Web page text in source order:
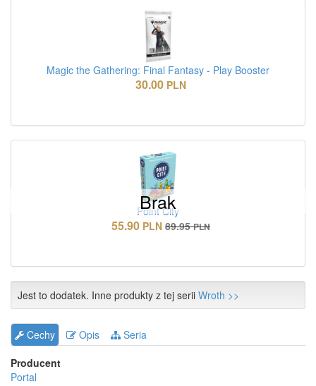
Magic the Gathering: Final Fantasy - Play Booster
30.00 PLN
Brak
Point City
55.90 PLN 89.95 PLN
Jest to dodatek. Inne produkty z tej serii Wroth >>
Cechy Opis
Seria
Producent
Portal